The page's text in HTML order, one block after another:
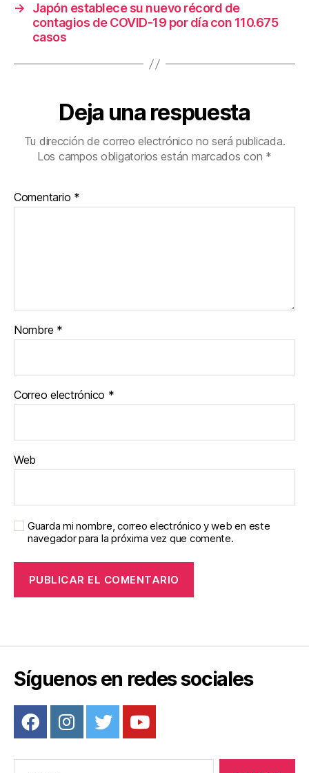
→
Japón establece su nuevo récord de
contagios de COVID-19 por día con 110.675
casos
Deja una respuesta
Tu dirección de correo electrónico no será publicada.
Los campos obligatorios están marcados con *
Comentario *
Nombre *
Correo electrónico *
Web
Guarda mi nombre, correo electrónico y web en este
navegador para la próxima vez que comente.
Síguenos en redes sociales